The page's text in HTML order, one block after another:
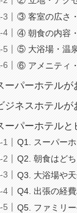
③ 客室の広さ
④ 朝食の内容
⑤ 大浴場・温
⑥ アメニティ
ーパーホテルが
ジネスホテルが
ーパーホテル
Q1. スーパー
Q2. 朝食はど
Q3. 大浴場や
Q4. 出張の経
Q5. ファミリ